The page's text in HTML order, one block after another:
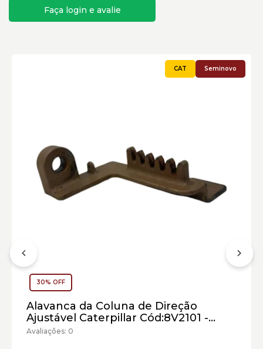
Material:
Modelo:
Comprimento:
Largura:
Altura:
Peso:
Faça login e avalie
Seminovo
30% OFF
Alavanca da Coluna de Direção
Ajustável Caterpillar Cód:8V2101 -
Seminovo
Avaliações: 0